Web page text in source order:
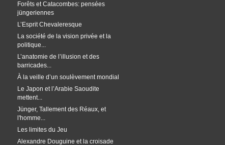
Forêts et Catacombes: pensées
jüngeriennes
L’Esprit Chevaleresque
La société de la vision privée et la
politique...
L’anatomie de l’illusion et des
barricades...
À la veille d’un soulèvement mondial
Le Japon et l’Arabie Saoudite
mettent...
Jünger, Tallement des Réaux, et
l'homme...
Les limites du Jeu
Alexandre Douguine et la croisade